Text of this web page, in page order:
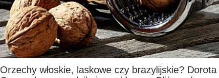
Orzechy włoskie, laskowe czy brazylijskie? Dorota